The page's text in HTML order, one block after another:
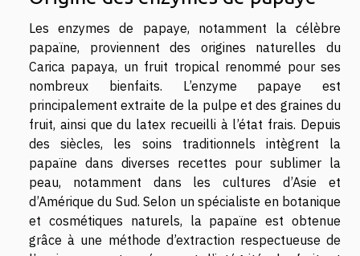
Les enzymes de papaye, notamment la célèbre
papaïne, proviennent des origines naturelles du
Carica papaya, un fruit tropical renommé pour ses
nombreux bienfaits. L’enzyme papaye est
principalement extraite de la pulpe et des graines du
fruit, ainsi que du latex recueilli à l’état frais. Depuis
des siècles, les soins traditionnels intègrent la
papaïne dans diverses recettes pour sublimer la
peau, notamment dans les cultures d’Asie et
d’Amérique du Sud. Selon un spécialiste en botanique
et cosmétiques naturels, la papaïne est obtenue
grâce à une méthode d’extraction respectueuse de